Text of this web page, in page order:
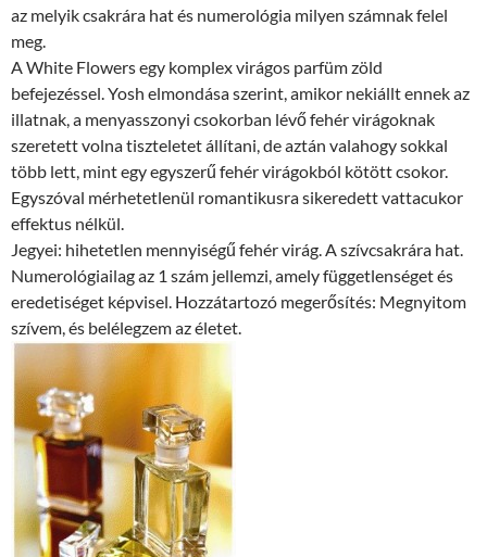
az melyik csakrára hat és numerológia milyen számnak felel
meg.
A White Flowers egy komplex virágos parfüm zöld
befejezéssel. Yosh elmondása szerint, amikor nekiállt ennek az
illatnak, a menyasszonyi csokorban lévő fehér virágoknak
szeretett volna tiszteletet állítani, de aztán valahogy sokkal
több lett, mint egy egyszerű fehér virágokból kötött csokor.
Egyszóval mérhetetlenül romantikusra sikeredett vattacukor
effektus nélkül.
Jegyei: hihetetlen mennyiségű fehér virág. A szívcsakrára hat.
Numerológiailag az 1 szám jellemzi, amely függetlenséget és
eredetiséget képvisel. Hozzátartozó megerősítés: Megnyitom
szívem, és belélegzem az életet.